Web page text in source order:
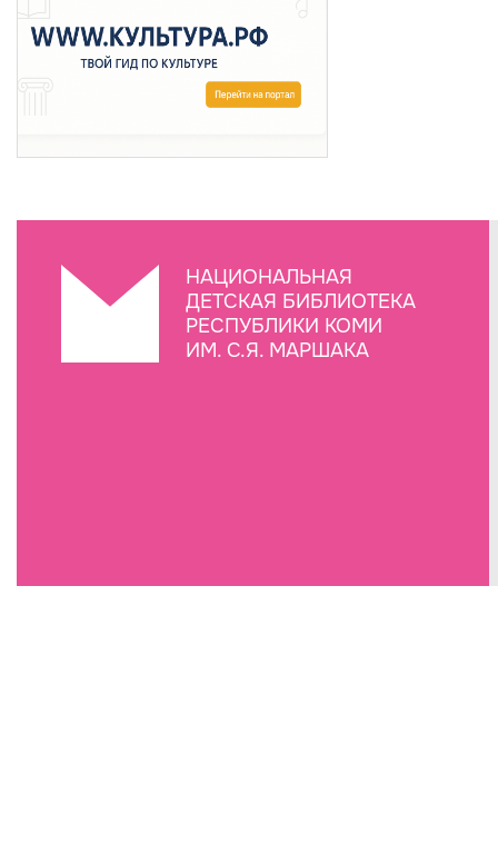
НАЦИОНАЛЬНАЯ
ДЕТСКАЯ БИБЛИОТЕКА
РЕСПУБЛИКИ КОМИ
ИМ. С.Я. МАРШАКА